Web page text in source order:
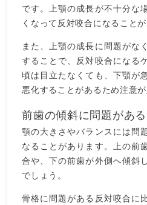
です。上顎の成長が不十分な
くなって反対咬合になることが
また、上顎の成長に問題がな
することで、反対咬合になる
頃は目立たなくても、下顎が
悪化することがあるため注意が
前歯の傾斜に問題がある
顎の大きさやバランスには問
なることがあります。上の前
合や、下の前歯が外側へ傾斜
でしょう。
骨格に問題がある反対咬合に